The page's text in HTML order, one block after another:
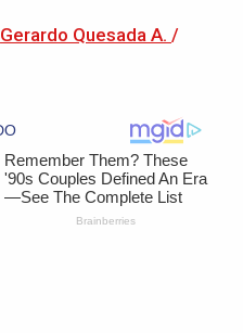
Gerardo Quesada A. /